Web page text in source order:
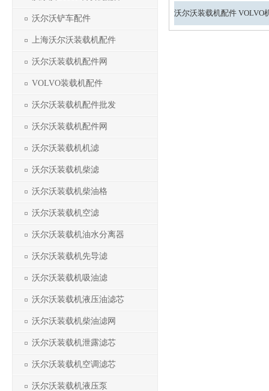
沃尔沃铲车配件
上海沃尔沃装载机配件
沃尔沃装载机配件网
VOLVO装载机配件
沃尔沃装载机配件批发
沃尔沃装载机配件网
沃尔沃装载机机滤
沃尔沃装载机柴滤
沃尔沃装载机柴油格
沃尔沃装载机空滤
沃尔沃装载机油水分离器
沃尔沃装载机先导滤
沃尔沃装载机吸油滤
沃尔沃装载机液压油滤芯
沃尔沃装载机柴油滤网
沃尔沃装载机泄露滤芯
沃尔沃装载机空调滤芯
沃尔沃装载机液压泵